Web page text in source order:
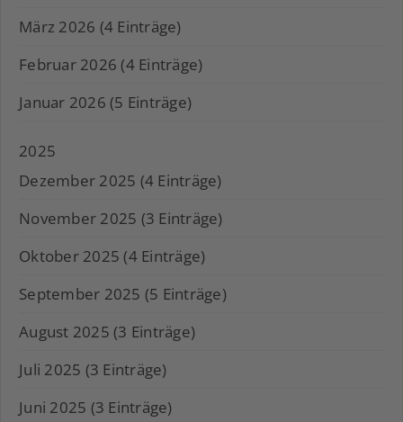
März 2026 (4 Einträge)
Februar 2026 (4 Einträge)
Januar 2026 (5 Einträge)
2025
Dezember 2025 (4 Einträge)
November 2025 (3 Einträge)
Oktober 2025 (4 Einträge)
September 2025 (5 Einträge)
August 2025 (3 Einträge)
Juli 2025 (3 Einträge)
Juni 2025 (3 Einträge)